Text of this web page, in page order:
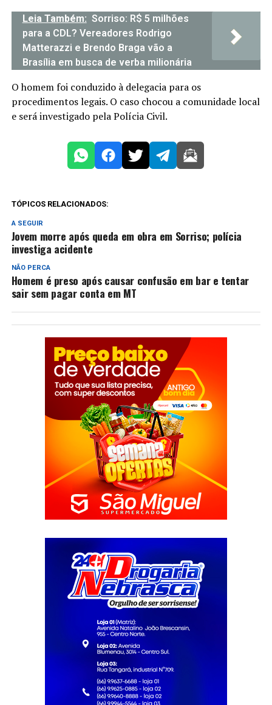
Leia Também: Sorriso: R$ 5 milhões
para a CDL? Vereadores Rodrigo
Matterazzi e Brendo Braga vão a
Brasília em busca de verba milionária
O homem foi conduzido à delegacia para os
procedimentos legais. O caso chocou a comunidade local
e será investigado pela Polícia Civil.
TÓPICOS RELACIONADOS:
A SEGUIR
Jovem morre após queda em obra em Sorriso; polícia
investiga acidente
NÃO PERCA
Homem é preso após causar confusão em bar e tentar
sair sem pagar conta em MT